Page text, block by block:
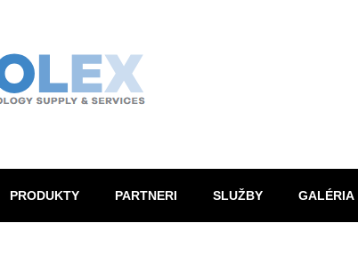
PRODUKTY PARTNERI SLUŽBY GALÉRIA